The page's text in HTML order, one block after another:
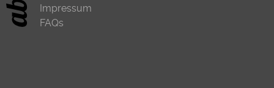
Impressum
FAQs